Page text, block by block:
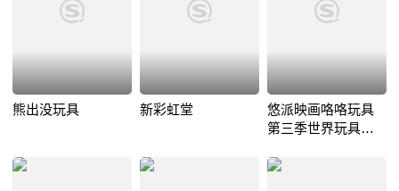
熊出没玩具 新彩虹堂
悠派映画咯咯玩具
第三季世界玩具大